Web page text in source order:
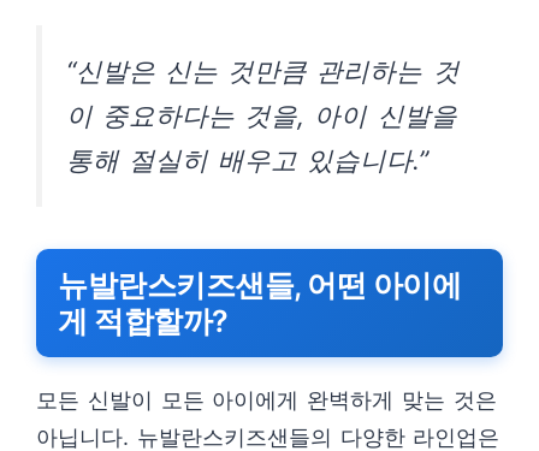
“신발은 신는 것만큼 관리하는 것
이 중요하다는 것을, 아이 신발을
통해 절실히 배우고 있습니다.”
뉴발란스키즈샌들, 어떤 아이에
게 적합할까?
모든 신발이 모든 아이에게 완벽하게 맞는 것은
아닙니다. 뉴발란스키즈샌들의 다양한 라인업은